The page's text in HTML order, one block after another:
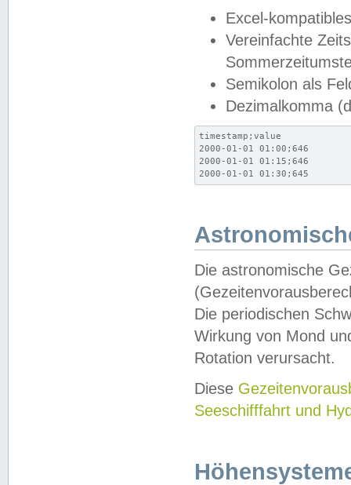
Excel-
Vereinfachte
Semikolon als
Dezimalkomma
timestamp;value
2000-01-01 01:00;646
2000-01-01 01:15;646
2000-01-01 01:30;645
Die astronomische
Die periodischen
Wirkung von Mond
Rotation verursacht.
Diese
Seeschifffahrt und